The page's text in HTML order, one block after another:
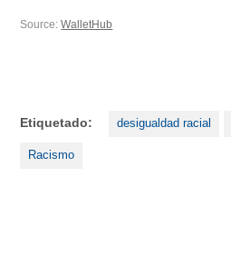
Source:WalletHub
Etiquetado: desigualdad racial
Racismo